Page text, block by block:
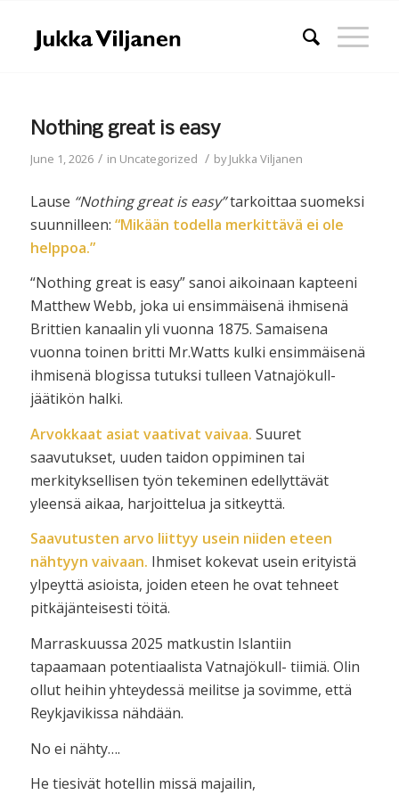
Nothing great is easy
June 1, 2026 / in Uncategorized / byJukka Viljanen
Lause “Nothing great is easy”tarkoittaa suomeksi
suunnilleen: “Mikään todella merkittävä ei ole
helppoa.”
“Nothing great is easy” sanoi aikoinaan kapteeni
Matthew Webb, joka ui ensimmäisenä ihmisenä
Brittien kanaalin yli vuonna 1875. Samaisena
vuonna toinen britti Mr.Watts kulki ensimmäisenä
ihmisenä blogissa tutuksi tulleen Vatnajökull-
jäätikön halki.
Arvokkaat asiat vaativat vaivaa. Suuret
saavutukset, uuden taidon oppiminen tai
merkityksellisen työn tekeminen edellyttävät
yleensä aikaa, harjoittelua ja sitkeyttä.
Saavutusten arvo liittyy usein niiden eteen
nähtyyn vaivaan. Ihmiset kokevat usein erityistä
ylpeyttä asioista, joiden eteen he ovat tehneet
pitkäjänteisesti töitä.
Marraskuussa 2025 matkustin Islantiin
tapaamaan potentiaalista Vatnajökull- tiimiä. Olin
ollut heihin yhteydessä meilitse ja sovimme, että
Reykjavikissa nähdään.
No ei nähty….
He tiesivät hotellin missä majailin,